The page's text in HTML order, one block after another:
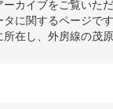
カイブをご覧いた
に関するページ
在し、外房線の茂